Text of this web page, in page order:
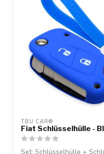
TBU CAR®
Fiat Schlüsselhülle -
Set: Schlüsselhülle +